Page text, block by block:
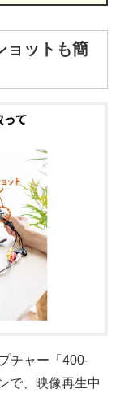
ョットも簡
チャー「400-
で、映像再生中